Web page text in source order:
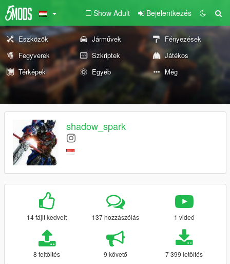
Show Adult Bejelentkezés
Eszközök Járművek
Fényezések
Fegyverek
Szkriptek
Játékos
Térképek
Egyéb Még
shadow_spark
14 fájlt kedvelt 137 hozzászólás 1 videó
8 feltöltés 9 követő 7 399 letöltés